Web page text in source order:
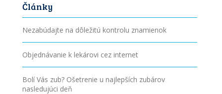
Články
Nezabúdajte na dôležitú kontrolu znamienok
Objednávanie k lekárovi cez internet
Bolí Vás zub? Ošetrenie u najlepších zubárov
nasledujúci deň